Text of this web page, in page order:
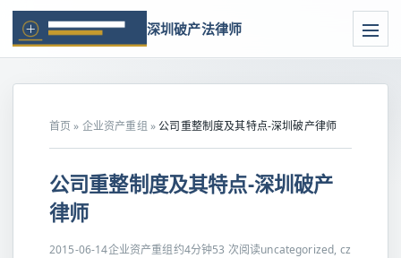
深圳破产法律师
首页 » 企业资产重组 »公司重整制度及其特点-深圳破产律师
公司重整制度及其特点-深圳破产
律师
2015-06-14企业资产重组约4分钟53 次阅读uncategorized, cz